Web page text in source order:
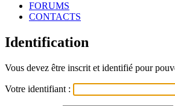
FORUMS
CONTACTS
Identification
Vous devez être inscrit et identifié pour
Votre identifiant :